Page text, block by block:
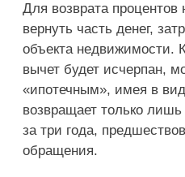
Для возврата процентов
вернуть часть денег,
объекта недвижимости.
вычет будет исчерпан,
«ипотечным», имея в
возвращает только
за три года,
обращения.